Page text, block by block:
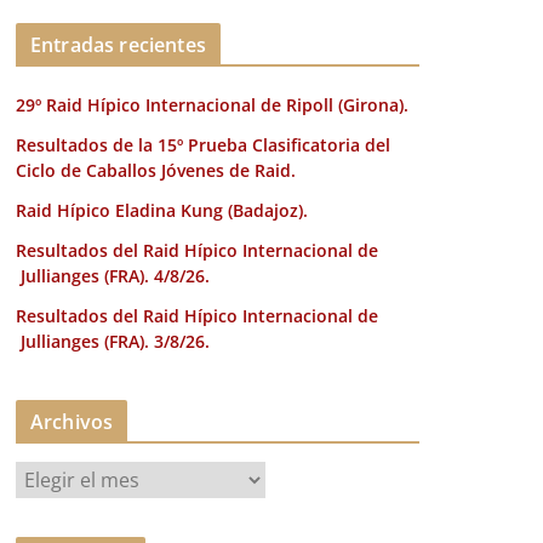
Entradas recientes
29º Raid Hípico Internacional de Ripoll (Girona).
Resultados de la 15º Prueba Clasificatoria del
Ciclo de Caballos Jóvenes de Raid.
Raid Hípico Eladina Kung (Badajoz).
Resultados del Raid Hípico Internacional de
Jullianges (FRA). 4/8/26.
Resultados del Raid Hípico Internacional de
Jullianges (FRA). 3/8/26.
Archivos
r
c